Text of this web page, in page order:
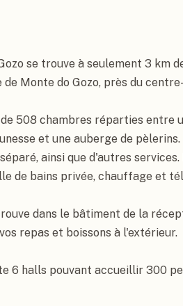
se trouve à seulement 3 km
Monte do Gozo, près du
508 chambres réparties entre
et une auberge de
ainsi que d'autres
de bains privée, chauffage et
dans le bâtiment de la
repas et boissons à l'extérieur.
6 halls pouvant accueillir 300